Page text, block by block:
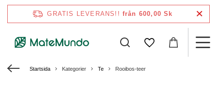
GRATIS LEVERANS!! från 600,00 Sk
Startsida Kategorier Te Rooibos-teer